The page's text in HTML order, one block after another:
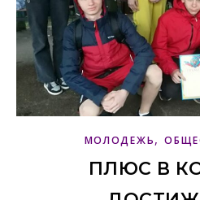
МОЛОДЕЖЬ,
ПЛЮС В